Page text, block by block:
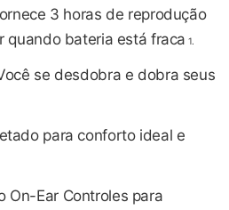
3 horas de reprodução
quando bateria está fraca 1.
se desdobra e dobra seus
para conforto ideal e
On-Ear Controles para